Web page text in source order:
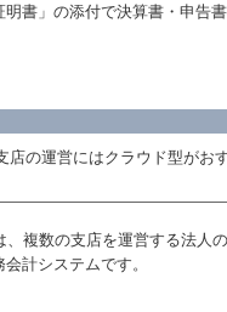
明書」の添付で決算書・申告
、複数の支店を運営する法人
計システムです。